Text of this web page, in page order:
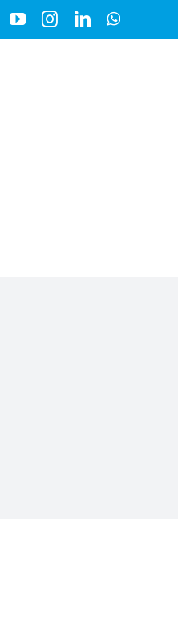
Facebook
YouTubeInstagram
LinkedIn